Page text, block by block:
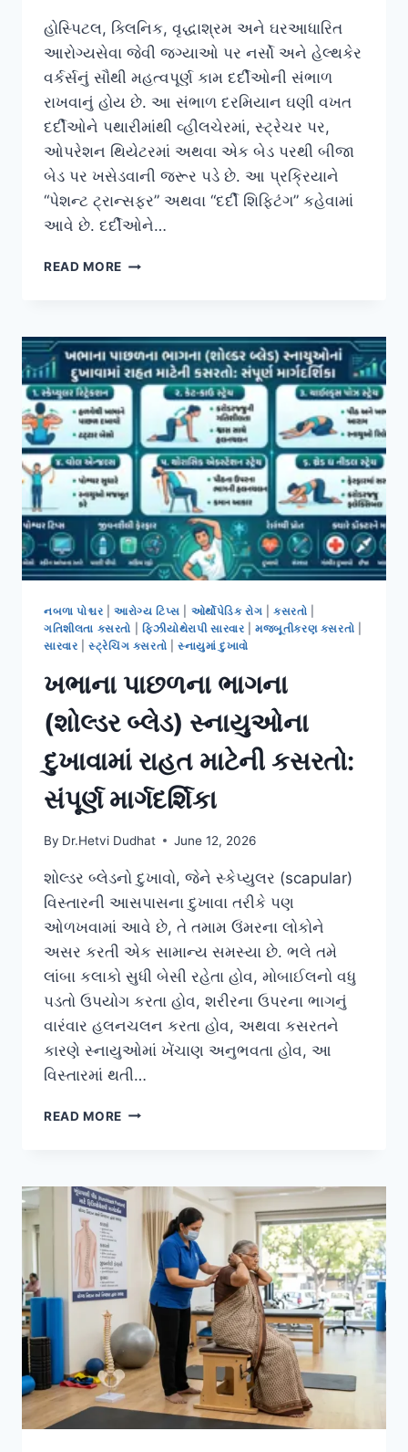
હોસ્પિટલ, ક્લિનિક, વૃદ્ધાશ્રમ અને ઘરઆધારિત
આરોગ્યસેવા જેવી જગ્યાઓ પર નર્સો અને હેલ્થકેર
વર્કર્સનું સૌથી મહત્વપૂર્ણ કામ દર્દીઓની સંભાળ
રાખવાનું હોય છે. આ સંભાળ દરમિયાન ઘણી વખત
દર્દીઓને પથારીમાંથી વ્હીલચેરમાં, સ્ટ્રેચર પર,
ઓપરેશન થિયેટરમાં અથવા એક બેડ પરથી બીજા
બેડ પર ખસેડવાની જરૂર પડે છે. આ પ્રક્રિયાને
“પેશન્ટ ટ્રાન્સફર” અથવા “દર્દી શિફ્ટિંગ” કહેવામાં
આવે છે. દર્દીઓને…
READ MORE નર્સો
દ્વારા
દર્દીઓને
શિફ્ટ
કરતી
વખતે
કરોડરજ્જુને
થતું
નુકસાન.
નબળા પોશ્ચર આરોગ્ય ટિપ્સ ઓર્થોપેડિક રોગ |કસરતો
ગતિશીલતા કસરતો
ફિઝીયોથેરાપી સારવાર |મજબૂતીકરણ કસરતો
સારવાર |સ્ટ્રેચિંગ કસરતો સ્નાયુમાં દુખાવો
ખભાના પાછળના ભાગના
(શોલ્ડર બ્લેડ) સ્નાયુઓના
દુખાવામાં રાહત માટેની કસરતો:
સંપૂર્ણ માર્ગદર્શિકા
By Dr.Hetvi Dudhat June 12, 2026
શોલ્ડર બ્લેડનો દુખાવો, જેને સ્કેપ્યુલર (scapular)
વિસ્તારની આસપાસના દુખાવા તરીકે પણ
ઓળખવામાં આવે છે, તે તમામ ઉંમરના લોકોને
અસર કરતી એક સામાન્ય સમસ્યા છે. ભલે તમે
લાંબા કલાકો સુધી બેસી રહેતા હોવ, મોબાઈલનો વધુ
પડતો ઉપયોગ કરતા હોવ, શરીરના ઉપરના ભાગનું
વારંવાર હલનચલન કરતા હોવ, અથવા કસરતને
કારણે સ્નાયુઓમાં ખેંચાણ અનુભવતા હોવ, આ
વિસ્તારમાં થતી…
READ MORE ખભાના
બ્લેડ)
સ્નાયુઓના
દુખાવામાં
રાહત
માટેની
કસરતો:
સંપૂર્ણ
માર્ગદર્શિકા